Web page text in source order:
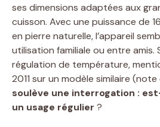
ses dimensions adaptées aux
cuisson. Avec une puissance de
en pierre naturelle, l’appareil
utilisation familiale ou entre amis.
régulation de température,
2011 sur un modèle similaire (note
soulève une interrogation :
un usage régulier ?